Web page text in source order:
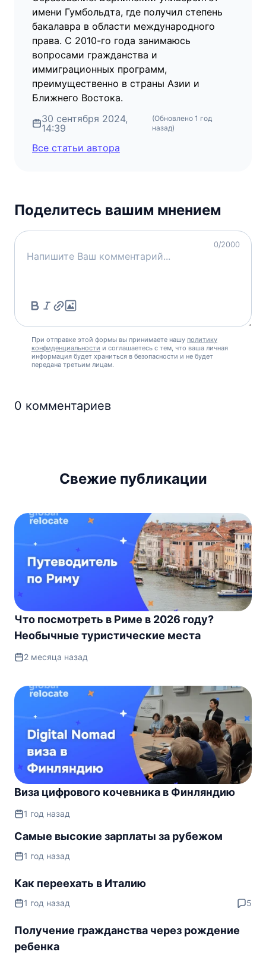
имени Гумбольдта, где получил степень
бакалавра в области международного
права. С 2010-го года занимаюсь
вопросами гражданства и
иммиграционных программ,
преимущественно в страны Азии и
Ближнего Востока.
30 сентября 2024,
14:39
(Обновлено 1 год
назад)
Все статьи автора
Поделитесь вашим мнением
0/2000
При отправке этой формы вы принимаете нашу политику
конфиденциальности и соглашаетесь с тем, что ваша личная
информация будет храниться в безопасности и не будет
передана третьим лицам.
0 комментариев
Свежие публикации
2 месяца назад
Что посмотреть в Риме в 2026 году?
Необычные туристические места
1 год назад
Виза цифрового кочевника в Финляндию
Самые высокие зарплаты за рубежом
1 год назад
Как переехать в Италию
1 год назад 5
Получение гражданства через рождение
ребенка